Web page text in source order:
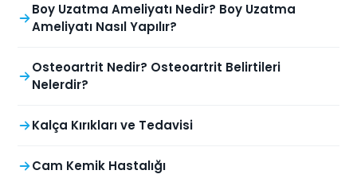
Boy Uzatma Ameliyatı Nedir? Boy Uzatma
Ameliyatı Nasıl Yapılır?
Osteoartrit Nedir? Osteoartrit Belirtileri
Nelerdir?
Kalça Kırıkları ve Tedavisi
Cam Kemik Hastalığı